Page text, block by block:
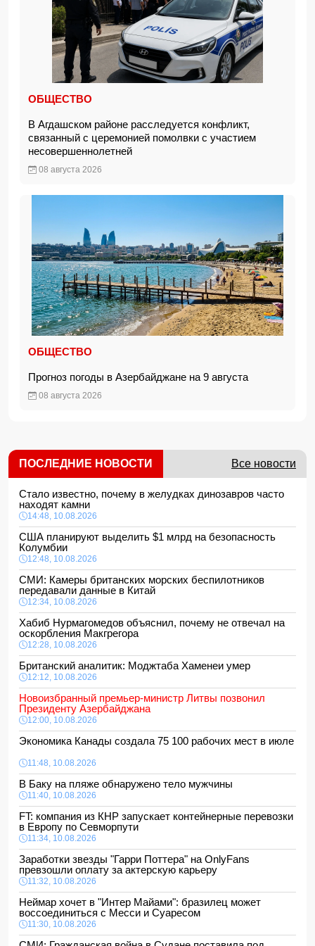
ОБЩЕСТВО
В Агдашском районе расследуется конфликт,
связанный с церемонией помолвки с участием
несовершеннолетней
08 августа 2026
ОБЩЕСТВО
Прогноз погоды в Азербайджане на 9 августа
08 августа 2026
ПОСЛЕДНИЕ НОВОСТИ Все новости
Стало известно, почему в желудках динозавров часто
находят камни
14:48, 10.08.2026
США планируют выделить $1 млрд на безопасность
Колумбии
12:48, 10.08.2026
СМИ: Камеры британских морских беспилотников
передавали данные в Китай
12:34, 10.08.2026
Хабиб Нурмагомедов объяснил, почему не отвечал на
оскорбления Макгрегора
12:28, 10.08.2026
Британский аналитик: Моджтаба Хаменеи умер
12:12, 10.08.2026
Новоизбранный премьер-министр Литвы позвонил
Президенту Азербайджана
12:00, 10.08.2026
Экономика Канады создала 75 100 рабочих мест в июле
11:48, 10.08.2026
В Баку на пляже обнаружено тело мужчины
11:40, 10.08.2026
FT: компания из КНР запускает контейнерные перевозки
в Европу по Севморпути
11:34, 10.08.2026
Заработки звезды "Гарри Поттера" на OnlyFans
превзошли оплату за актерскую карьеру
11:32, 10.08.2026
Неймар хочет в "Интер Майами": бразилец может
воссоединиться с Месси и Суаресом
11:30, 10.08.2026